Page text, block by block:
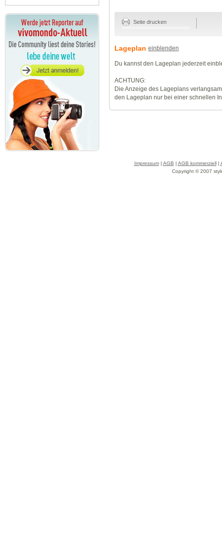
Seite drucken
Lageplan einblenden
Du kannst den Lageplan jederzeit
ACHTUNG:
Die Anzeige des Lageplans
den Lageplan nur bei einer schnellen
Impressum| AGB | AGB kommerziell|
Copyright © 2007